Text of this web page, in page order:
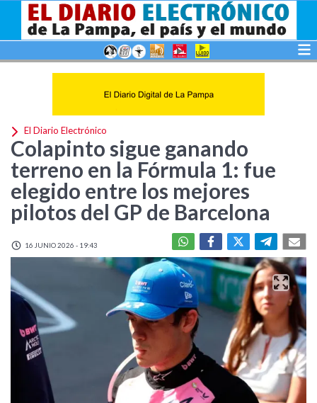
El Diario Electrónico
Colapinto sigue ganando
terreno en la Fórmula 1: fue
elegido entre los mejores
pilotos del GP de Barcelona
16 JUNIO 2026 - 19:43